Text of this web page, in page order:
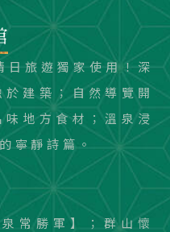
日旅遊獨家使用！深
建築；自然導覽開
地方食材；溫泉浸
寧靜詩篇。
常勝軍】；群山懷